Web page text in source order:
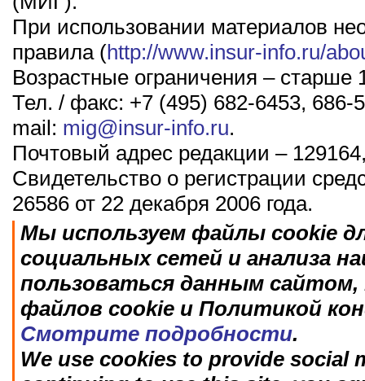
При использовании материалов
правила (http://www.insur-info.ru/
Возрастные ограничения – старше
Тел. / факс: +7 (495) 682-6453, 686-
mail: mig@insur-info.ru.
Почтовый адрес редакции –
Свидетельство о регистрации
26586 от 22 декабря 2006 года.
Мы используем файлы cookie
социальных сетей и анализа
пользоваться данным
файлов cookie и Политикой
Смотрите подробности.
We use cookies to provide social